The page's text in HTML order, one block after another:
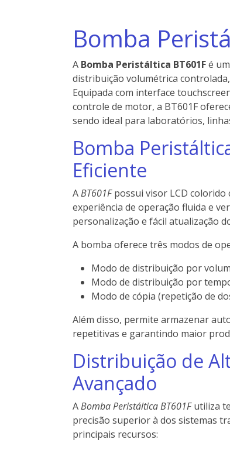
Bomba
A Bomba Peristáltica BT601Fé
distribuição volumétrica
Equipada com interface
controle de motor, a BT601F
sendo ideal para laboratórios,
Bomba
Eficiente
ABT601Fpossui visor LCD colorido
experiência de operação fluida e
personalização e fácil atualização
A bomba oferece três modos de
Modo de distribuição por
Modo de distribuição por
Modo de cópia (repetição de
Além disso, permite armazenar
repetitivas e garantindo maior
Distribuição de
Avançado
ABomba Peristáltica BT601Futiliza
precisão superior à dos sistemas
principais recursos: